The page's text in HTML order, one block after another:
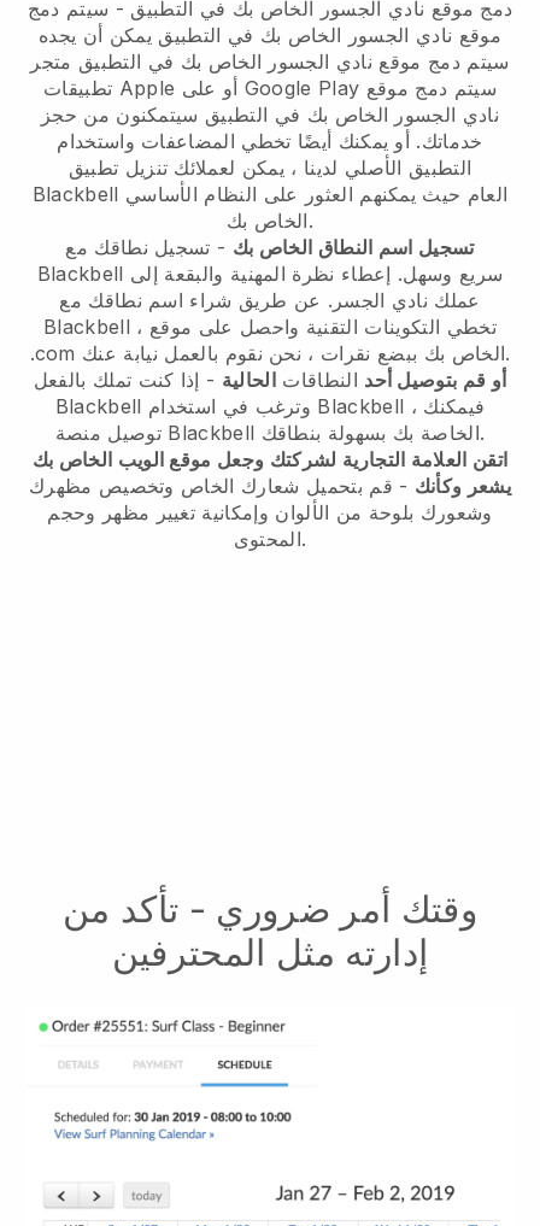
دمج موقع نادي الجسور الخاص بك في التطبيق - سيتم دمج
موقع نادي الجسور الخاص بك في التطبيق يمكن أن يجده
سيتم دمج موقع نادي الجسور الخاص بك في التطبيق متجر
تطبيقات Apple أو على Google Play سيتم دمج موقع
نادي الجسور الخاص بك في التطبيق سيتمكنون من حجز
خدماتك. أو يمكنك أيضًا تخطي المضاعفات واستخدام
التطبيق الأصلي لدينا ، يمكن لعملائك تنزيل تطبيق
Blackbell
الخاص بك.
تسجيل اسم النطاق الخاص بك - تسجيل نطاقك مع
Blackbell
سريع وسهل. إعطاء نظرة المهنية والبقعة إلى
عملك نادي الجسر. عن طريق شراء اسم نطاقك مع
Blackbell ، تخطي التكوينات التقنية واحصل على موقع
.com الخاص بك ببضع نقرات ، نحن نقوم بالعمل نيابة عنك.
أو قم بتوصيل أحد النطاقات الحالية - إذا كنت تملك بالفعل
Blackbell
Blackbell ، فيمكنك
توصيل منصة Blackbell
الخاصة بك بسهولة بنطاقك.
اتقن العلامة التجارية لشركتك وجعل موقع الويب الخاص بك
يشعر وكأنك - قم بتحميل شعارك الخاص وتخصيص مظهرك
وشعورك بلوحة من الألوان وإمكانية تغيير مظهر وحجم
المحتوى.
وقتك أمر ضروري - تأكد من
إدارته مثل المحترفين